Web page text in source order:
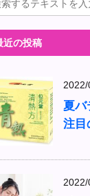
近の投稿
夏バ
注目